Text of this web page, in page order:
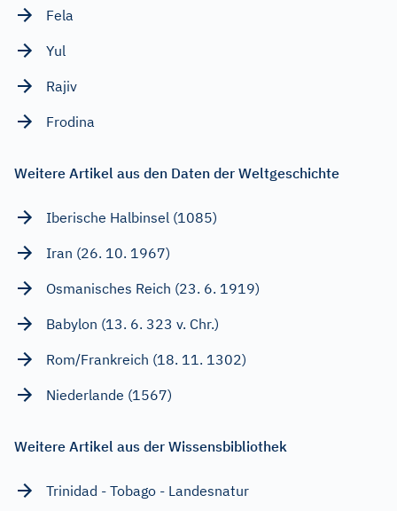
Fela
Yul
Rajiv
Frodina
Weitere Artikel aus den Daten der Weltgeschichte
Iberische Halbinsel (1085)
Iran (26. 10. 1967)
Osmanisches Reich (23. 6. 1919)
Babylon (13. 6. 323 v. Chr.)
Rom/Frankreich (18. 11. 1302)
Niederlande (1567)
Weitere Artikel aus der Wissensbibliothek
Trinidad - Tobago - Landesnatur